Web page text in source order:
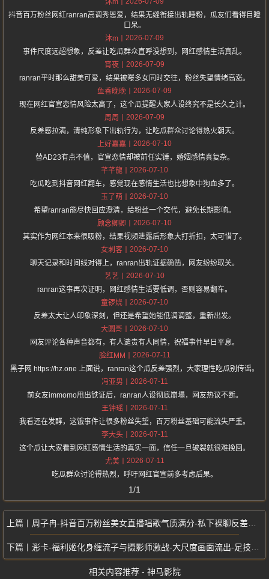
沐m
抖音百万粉丝网红ranran高调秀恩爱，结果无缝衔接出轨睡粉，瓜友们看得目瞪
口呆。
沐m
2026-07-09
事件尺度远超想象，反差让吃瓜群众直呼没想到，网红感情生活真乱。
宵夜
2026-07-09
ranran平时那么甜美可爱，结果被曝多女同时交往，粉丝失望情绪高涨。
鱼香晚晚
2026-07-09
现在网红官宣恋情风险太高了，这个瓜提醒大家人设终究不是长久之计。
周周
2026-07-09
反差感拉满，清纯形象下出轨行为，让吃瓜群众讨论得热火朝天。
上好嘉嘉
2026-07-10
替AD23有点不值，官宣恋情却被前任实锤，婚姻感情真复杂。
芊芊龍
2026-07-10
吃瓜吃到抖音网红翻车，感觉现在感情生活也比想象中狗血多了。
玉了萌
2026-07-10
希望ranran能尽快回应澄清，给粉丝一个交代，避免长期影响。
顾念卿卿
2026-07-10
其实作为网红本来很吸粉，结果视频泄露后形象大打折扣，太可惜了。
女刺客
2026-07-10
聊天记录和时间线对得上，ranran出轨证据确凿，网友纷纷取关。
艺艺
2026-07-10
ranran这事再次证明，网红感情生活要低调，否则容易翻车。
童锣烧
2026-07-10
反差太大让人印象深刻，但还是希望她能低调调整，重新出发。
大圆哥
2026-07-10
网友评论各种声音都有，有人谴责有人同情，祝福事件早日平息。
脸红MM
2026-07-11
黑子网 https://hz.one 上面说，ranran这个瓜反差强烈，大家理性吃瓜别传谣。
冯亚男
2026-07-11
前女友immomo甩出铁证后，ranran人设彻底崩塌，网友热议不断。
王钟瑶
2026-07-11
我看还在发酵，这饿事件让很多粉丝失望，百万粉丝基础可能流失严重。
李大头
2026-07-11
这个瓜让大家看到网红感情生活的真实一面，信任一旦破裂就很难挽回。
尤美
2026-07-11
吃瓜群众讨论得热烈，呼吁网红官宣前多考虑后果。
1/1
周子冉-抖音百万粉丝美女直播唱歌气质满分-私下裸聊反差定制视频意外曝光
浵卡-福利姬化身缠流子与摄影师激战-大尺度画面流出-足技挑逗到猛烈冲击
相关内容推荐 - 神马影院